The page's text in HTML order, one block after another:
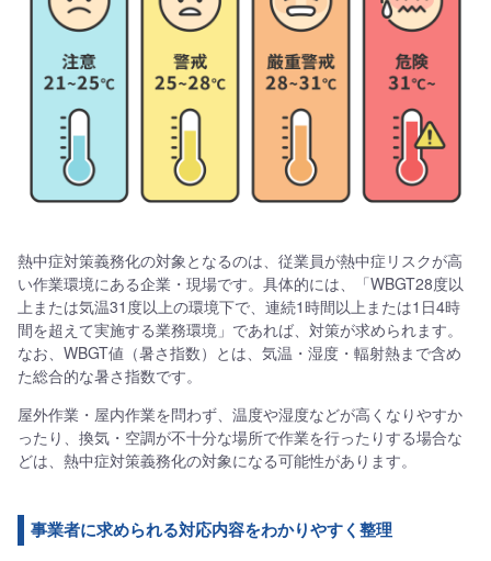
熱中症対策義務化の対象となるのは、従業員が熱中症リスクが高
い作業環境にある企業・現場です。具体的には、「WBGT28度以
上または気温31度以上の環境下で、連続1時間以上または1日4時
間を超えて実施する業務環境」であれば、対策が求められます。
なお、WBGT値（暑さ指数）とは、気温・湿度・輻射熱まで含め
た総合的な暑さ指数です。
屋外作業・屋内作業を問わず、温度や湿度などが高くなりやすか
ったり、換気・空調が不十分な場所で作業を行ったりする場合な
どは、熱中症対策義務化の対象になる可能性があります。
事業者に求められる対応内容をわかりやすく整理